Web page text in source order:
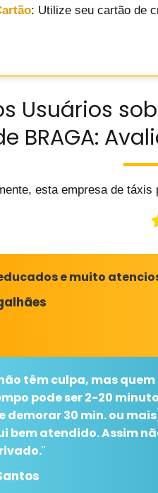
: Utilize seu cartão de
Usuários
BRAGA:
esta empresa de táxis
e muito
têm culpa, mas
pode ser 2-20
demorar 30 min. ou
bem atendido. Assim
"